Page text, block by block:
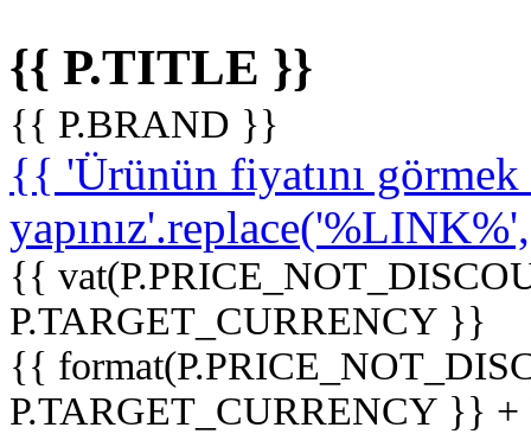
{{ P.TITLE }}
{{ P.BRAND }}
{{ 'Ürünün fiyatını
{{
P.TARGET_CURRENCY }}
{{
P.TARGET_CURRENCY }}